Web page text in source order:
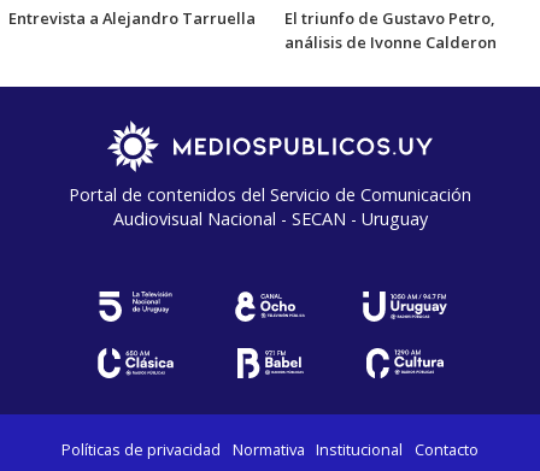
Entrevista a Alejandro Tarruella
El triunfo de Gustavo Petro,
análisis de Ivonne Calderon
Portal de contenidos del Servicio de Comunicación
Audiovisual Nacional - SECAN - Uruguay
Políticas de privacidad Normativa Institucional Contacto